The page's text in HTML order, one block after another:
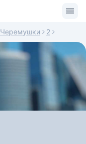
Черемушки 2